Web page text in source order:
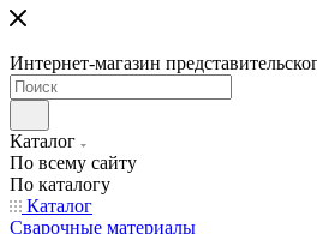
Интернет-магазин
Каталог
По всему сайту
По каталогу
Каталог
Сварочные материалы